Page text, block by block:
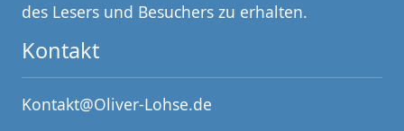
des Lesers und Besuchers zu erhalten.
Kontakt
Kontakt@Oliver-Lohse.de